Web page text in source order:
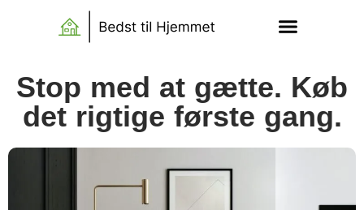
Stop med at gætte. Køb
det rigtige første gang.